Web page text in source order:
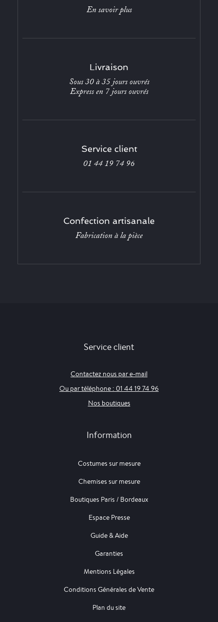
En savoir plus
Livraison
Sous 30 à 35 jours ouvrés
Express en 7 jours ouvrés
Service client
01 44 19 74 96
Confection artisanale
Fabrication à la pièce
Service client
Contactez nous par e-mail
Ou par téléphone : 01 44 19 74 96
Nos boutiques
Information
Costumes sur mesure
Chemises sur mesure
Boutiques Paris / Bordeaux
Espace Presse
Guide & Aide
Garanties
Mentions Légales
Conditions Générales de Vente
Plan du site